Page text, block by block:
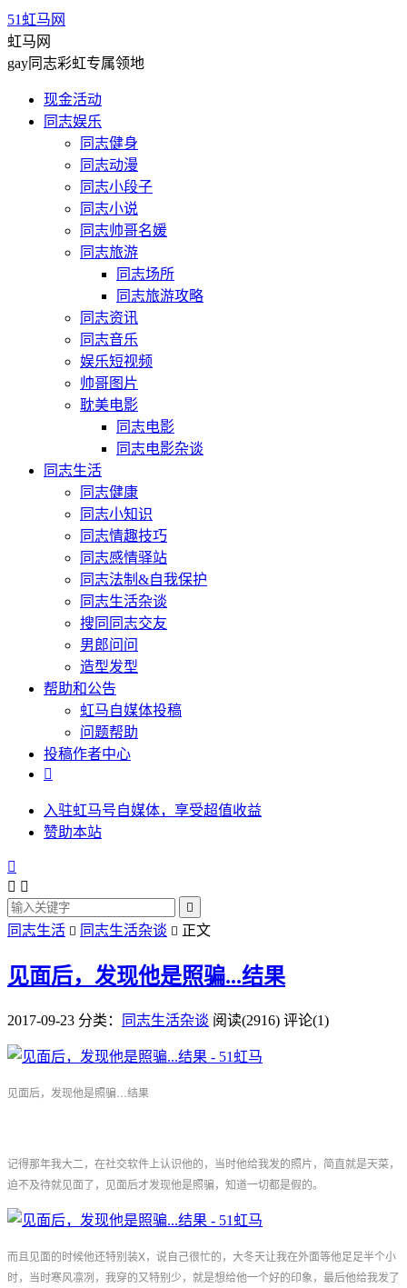
51虹马网
虹马网
gay同志彩虹专属领地
现金活动
同志娱乐
同志健身
同志动漫
同志小段子
同志小说
同志帅哥名媛
同志旅游
同志场所
同志旅游攻略
同志资讯
同志音乐
娱乐短视频
帅哥图片
耽美电影
同志电影
同志电影杂谈
同志生活
同志健康
同志小知识
同志情趣技巧
同志感情驿站
同志法制&自我保护
同志生活杂谈
搜同同志交友
男郎问问
造型发型
帮助和公告
虹马自媒体投稿
问题帮助
投稿作者中心

入驻虹马号自媒体，享受超值收益
赞助本站

 

同志生活  同志生活杂谈  正文
见面后，发现他是照骗...结果
2017-09-23 分类： 同志生活杂谈 阅读(2916) 评论(1)
见面后，发现他是照骗…结果
记得那年我大二，在社交软件上认识他的，当时他给我发的照片，简直就是天菜，
迫不及待就见面了，见面后才发现他是照骗，知道一切都是假的。
而且见面的时候他还特别装X，说自己很忙的，大冬天让我在外面等他足足半个小
时，当时寒风凛冽，我穿的又特别少，就是想给他一个好的印象，最后他给我发了